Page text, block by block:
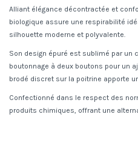
Alliant élégance décontractée et
biologique assure une respirabilité
silhouette moderne et polyvalente.
Son design épuré est sublimé par un
boutonnage à deux boutons pour un
brodé discret sur la poitrine apporte
Confectionné dans le respect des
produits chimiques, offrant une